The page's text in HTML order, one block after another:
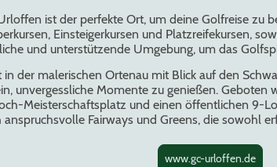
ist der perfekte Ort, um deine Golfreise zu
Einsteigerkursen und Platzreifekursen,
und unterstützende Umgebung, um das
der malerischen Ortenau mit Blick auf den
unvergessliche Momente zu genießen.
Meisterschaftsplatz und einen öffentlichen 9-
anspruchsvolle Fairways und Greens, die sowohl
www.gc-urloffen.de